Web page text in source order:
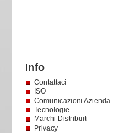
Info
Contattaci
ISO
Comunicazioni Azienda
Tecnologie
Marchi Distribuiti
Privacy